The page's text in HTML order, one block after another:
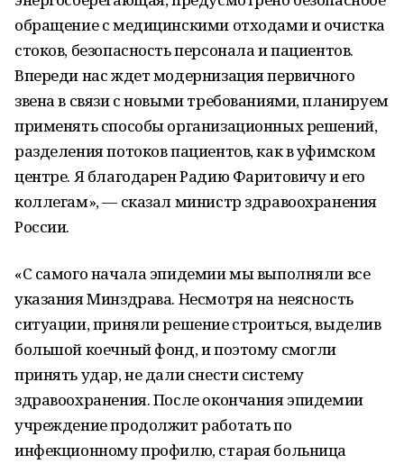
обращение с медицинскими отходами и очистка
стоков, безопасность персонала и пациентов.
Впереди нас ждет модернизация первичного
звена в связи с новыми требованиями, планируем
применять способы организационных решений,
разделения потоков пациентов, как в уфимском
центре. Я благодарен Радию Фаритовичу и его
коллегам», — сказал министр здравоохранения
России.
«С самого начала эпидемии мы выполняли все
указания Минздрава. Несмотря на неясность
ситуации, приняли решение строиться, выделив
большой коечный фонд, и поэтому смогли
принять удар, не дали снести систему
здравоохранения. После окончания эпидемии
учреждение продолжит работать по
инфекционному профилю, старая больница